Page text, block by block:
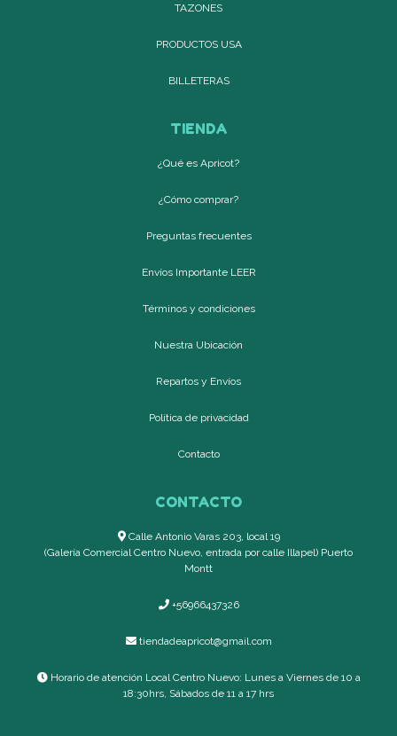
TAZONES
PRODUCTOS USA
BILLETERAS
TIENDA
¿Qué es Apricot?
¿Cómo comprar?
Preguntas frecuentes
Envíos Importante LEER
Términos y condiciones
Nuestra Ubicación
Repartos y Envíos
Política de privacidad
Contacto
CONTACTO
Calle Antonio Varas 203, local 19
(Galería Comercial Centro Nuevo, entrada por calle Illapel) Puerto
Montt
+56966437326
tiendadeapricot@gmail.com
Horario de atención Local Centro Nuevo: Lunes a Viernes de 10 a
18:30hrs, Sábados de 11 a 17 hrs